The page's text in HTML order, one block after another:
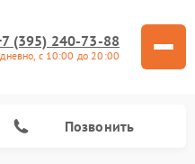
(395) 240-73-88
с 10:00 до 20:00
Позвонить